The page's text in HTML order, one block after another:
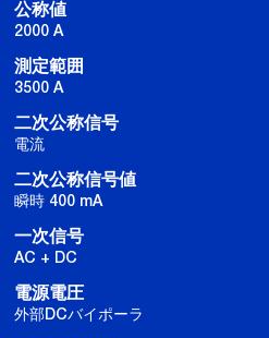
公称値
2000 A
測定範囲
3500 A
二次公称信号
電流
二次公称信号値
瞬時 400 mA
一次信号
AC + DC
電源電圧
外部DCバイポーラ